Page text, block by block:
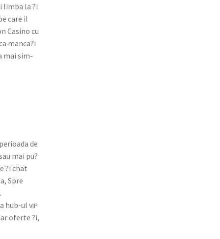
lim­ba la ?i
care il
Casi­no cu
manca?i
mai sim­
de
mai pu?
?i chat
Spre
hub-ul VIP
oferte ?i,